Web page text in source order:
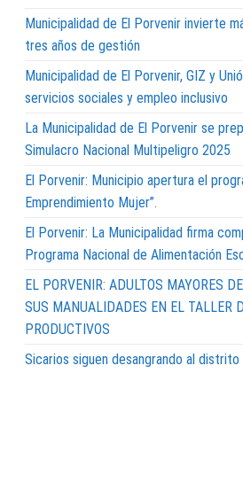
Municipalidad de El Porvenir invierte
tres años de gestión
Municipalidad de El Porvenir, GIZ y
servicios sociales y empleo inclusivo
La Municipalidad de El Porvenir se
Simulacro Nacional Multipeligro 2025
El Porvenir: Municipio apertura el
Emprendimiento Mujer”.
El Porvenir: La Municipalidad firma
Programa Nacional de Alimentación
EL PORVENIR: ADULTOS MAYORES
SUS MANUALIDADES EN EL TALLER
PRODUCTIVOS
Sicarios siguen desangrando al